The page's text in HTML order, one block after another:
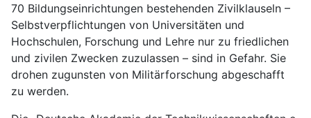
70 Bildungseinrichtungen bestehenden Zivilklauseln –
Selbstverpflichtungen von Universitäten und
Hochschulen, Forschung und Lehre nur zu friedlichen
und zivilen Zwecken zuzulassen – sind in Gefahr. Sie
drohen zugunsten von Militärforschung abgeschafft
zu werden.